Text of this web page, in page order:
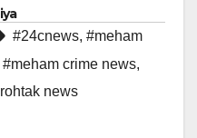
#24cnews, #meham
#meham crime news,
news